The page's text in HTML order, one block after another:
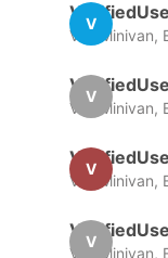
V
Van Minivan,
V
Van Minivan,
V
Van Minivan,
V
Van Minivan,